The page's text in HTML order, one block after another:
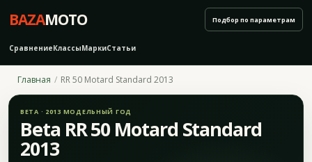
BAZAMOTO
СравнениеКлассыМаркиСтатьи
Подбор по параметрам
Главная RR 50 Motard Standard 2013
BETA · 2013 МОДЕЛЬНЫЙ ГОД
Beta RR 50 Motard Standard
2013